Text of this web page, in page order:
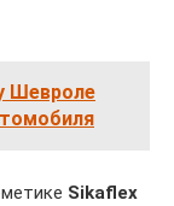
Шевроле
Sikaflex